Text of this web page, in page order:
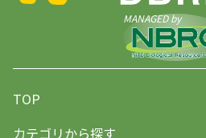
MANAGED by
TOP
カテゴリから探す